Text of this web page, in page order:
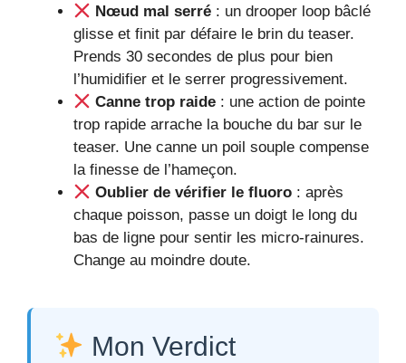
Nœud mal serré : un drooper loop bâclé
glisse et finit par défaire le brin du teaser.
Prends 30 secondes de plus pour bien
l’humidifier et le serrer progressivement.
Canne trop raide : une action de pointe
trop rapide arrache la bouche du bar sur le
teaser. Une canne un poil souple compense
la finesse de l’hameçon.
Oublier de vérifier le fluoro : après
chaque poisson, passe un doigt le long du
bas de ligne pour sentir les micro-rainures.
Change au moindre doute.
Mon Verdict